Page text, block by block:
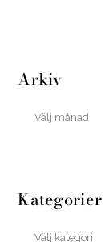
Arkiv
Kategorier